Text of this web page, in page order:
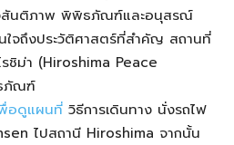
งสันติภาพ พิพิธภัณฑ์และอนุสรณ์
ใจถึงประวัติศาสตร์ที่สำคัญ สถานที่
ชิม่า (Hiroshima Peace
ภัณฑ์
อดูแผนที่ วิธีการเดินทาง นั่งรถไฟ
ไปสถานี Hiroshima จากนั้น